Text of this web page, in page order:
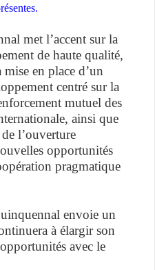
met l’accent sur la
de haute qualité,
en place d’un
centré sur la
mutuel des
ainsi que
l’ouverture
opportunités
pragmatique
envoie un
à élargir son
avec le